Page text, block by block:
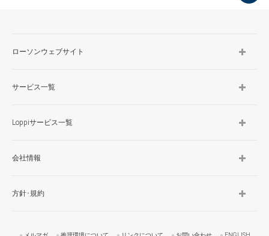
ローソンウェブサイト
サービス一覧
Loppiサービス一覧
会社情報
方針･規約